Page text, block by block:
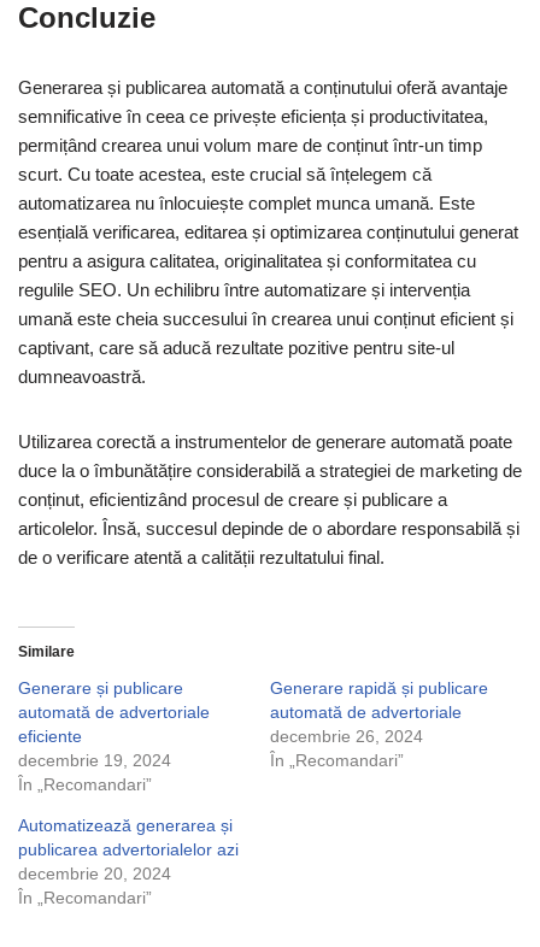
Concluzie
Generarea și publicarea automată a conținutului oferă avantaje
semnificative în ceea ce privește eficiența și productivitatea,
permițând crearea unui volum mare de conținut într-un timp
scurt. Cu toate acestea, este crucial să înțelegem că
automatizarea nu înlocuiește complet munca umană. Este
esențială verificarea, editarea și optimizarea conținutului generat
pentru a asigura calitatea, originalitatea și conformitatea cu
regulile SEO. Un echilibru între automatizare și intervenția
umană este cheia succesului în crearea unui conținut eficient și
captivant, care să aducă rezultate pozitive pentru site-ul
dumneavoastră.
Utilizarea corectă a instrumentelor de generare automată poate
duce la o îmbunătățire considerabilă a strategiei de marketing de
conținut, eficientizând procesul de creare și publicare a
articolelor. Însă, succesul depinde de o abordare responsabilă și
de o verificare atentă a calității rezultatului final.
Similare
Generare și publicare
automată de advertoriale
eficiente
decembrie 19, 2024
În „Recomandari”
Generare rapidă și publicare
automată de advertoriale
decembrie 26, 2024
În „Recomandari”
Automatizează generarea și
publicarea advertorialelor azi
decembrie 20, 2024
În „Recomandari”